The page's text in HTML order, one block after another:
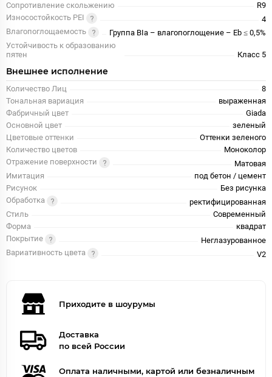
Сопротивление скольжению
R9
Износостойкость PEI
4
Влагопоглощаемость
Группа BIa – влагопоглощение – Eb ≤ 0,5%
Устойчивость к образованию
пятен
Класс 5
Внешнее исполнение
Количество Лиц
8
Тональная вариация
выраженная
Фабричный цвет
Giada
Основной цвет
зеленый
Цветовые оттенки
Оттенки зеленого
Количество цветов
Моноколор
Отражение поверхности
Матовая
Имитация
под бетон / цемент
Рисунок
Без рисунка
Обработка
ректифицированная
Стиль
Современный
Форма
квадрат
Покрытие
Неглазурованное
Вариативность цвета
V2
Приходите в шоурумы
Доставка
по всей России
Оплата наличными, картой или безналичным